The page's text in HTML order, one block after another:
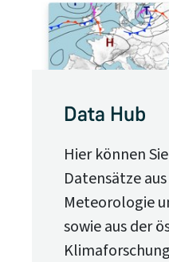
Data Hub
Hier können
Datensätze
Meteorologie
sowie aus der